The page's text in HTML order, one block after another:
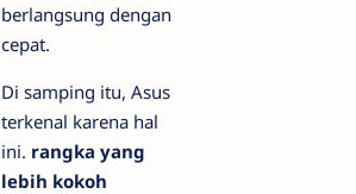
berlangsung dengan
cepat.
Di samping itu, Asus
terkenal karena hal
ini. rangka yang
lebih kokoh